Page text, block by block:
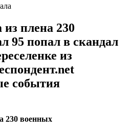
плена 230
95 попал в скандал
из
события
230 военных